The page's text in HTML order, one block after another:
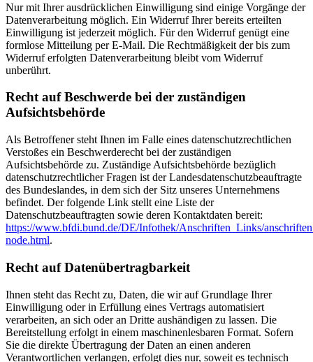
Nur mit Ihrer ausdrücklichen Einwilligung sind einige Vorgänge der
Datenverarbeitung möglich. Ein Widerruf Ihrer bereits erteilten
Einwilligung ist jederzeit möglich. Für den Widerruf genügt eine
formlose Mitteilung per E-Mail. Die Rechtmäßigkeit der bis zum
Widerruf erfolgten Datenverarbeitung bleibt vom Widerruf
unberührt.
Recht auf Beschwerde bei der zuständigen
Aufsichtsbehörde
Als Betroffener steht Ihnen im Falle eines datenschutzrechtlichen
Verstoßes ein Beschwerderecht bei der zuständigen
Aufsichtsbehörde zu. Zuständige Aufsichtsbehörde bezüglich
datenschutzrechtlicher Fragen ist der Landesdatenschutzbeauftragte
des Bundeslandes, in dem sich der Sitz unseres Unternehmens
befindet. Der folgende Link stellt eine Liste der
Datenschutzbeauftragten sowie deren Kontaktdaten bereit:
https://www.bfdi.bund.de/DE/Infothek/Anschriften_Links/
node.html.
Recht auf Datenübertragbarkeit
Ihnen steht das Recht zu, Daten, die wir auf Grundlage Ihrer
Einwilligung oder in Erfüllung eines Vertrags automatisiert
verarbeiten, an sich oder an Dritte aushändigen zu lassen. Die
Bereitstellung erfolgt in einem maschinenlesbaren Format. Sofern
Sie die direkte Übertragung der Daten an einen anderen
Verantwortlichen verlangen, erfolgt dies nur, soweit es technisch